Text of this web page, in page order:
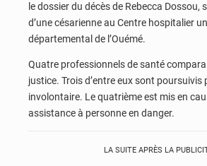
le dossier du décès de Rebecca Dossou,
d’une césarienne au Centre hospitalier
départemental de l’Ouémé.
Quatre professionnels de santé
justice. Trois d’entre eux sont poursuivis
involontaire. Le quatrième est mis en
assistance à personne en danger.
LA SUITE APRÈS LA